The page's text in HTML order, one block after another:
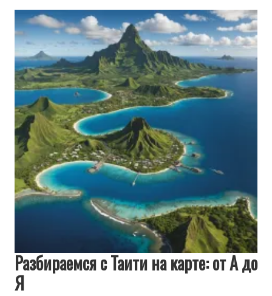
Разбираемся с Таити на карте: от А до
Я